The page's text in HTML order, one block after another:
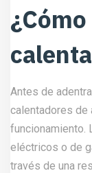
Antes de
calentadores de
funcionamiento.
eléctricos o de
través de una